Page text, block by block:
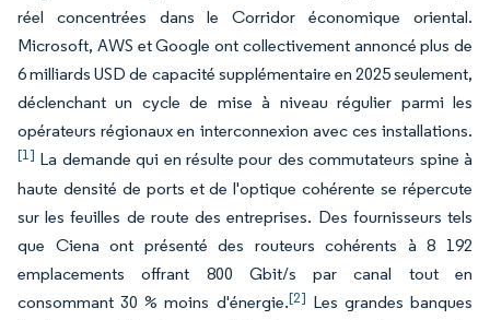
réel concentrées dans le Corridor économique oriental.
Microsoft, AWS et Google ont collectivement annoncé plus de
6 milliards USD de capacité supplémentaire en 2025 seulement,
déclenchant un cycle de mise à niveau régulier parmi les
opérateurs régionaux en interconnexion avec ces installations.
[1] La demande qui en résulte pour des commutateurs spine à
haute densité de ports et de l'optique cohérente se répercute
sur les feuilles de route des entreprises. Des fournisseurs tels
que Ciena ont présenté des routeurs cohérents à 8 192
emplacements offrant 800 Gbit/s par canal tout en
consommant 30 % moins d'énergie.[2] Les grandes banques